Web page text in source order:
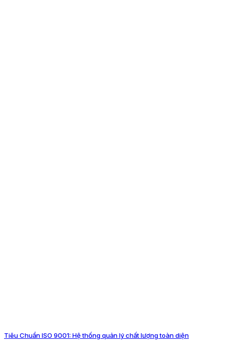
Tiêu Chuẩn ISO 9001: Hệ thống quản lý chất lượng toàn diện